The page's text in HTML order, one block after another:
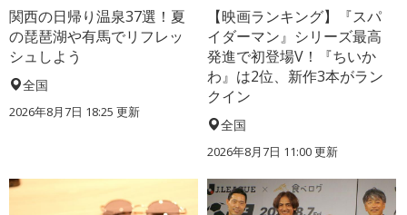
関西の日帰り温泉37選！夏
の琵琶湖や有馬でリフレッ
シュしよう
全国
2026年8月7日 18:25 更新
【映画ランキング】『スパ
イダーマン』シリーズ最高
発進で初登場V！『ちいか
わ』は2位、新作3本がラン
クイン
全国
2026年8月7日 11:00更新